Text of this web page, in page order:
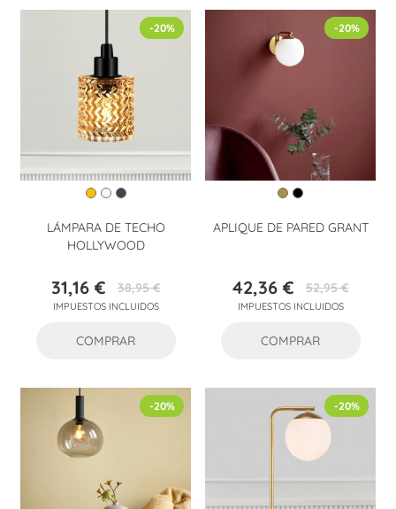
LÁMPARA DE TECHO
HOLLYWOOD
Precio
31,16 €Precio
base
38,95 €
IMPUESTOS INCLUIDOS
-20%
COMPRAR
APLIQUE DE PARED GRANT
Precio
42,36 €Precio
base
52,95 €
IMPUESTOS INCLUIDOS
-20%
COMPRAR
-20% -20%